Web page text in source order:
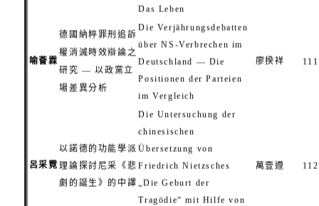
Das Leben
喻薈霖
德國納粹罪刑追訴
權消滅時效辯論之
研究 — 以政黨立
場差異分析
Die Verjährungsdebatten
über NS-Verbrechen im
Deutschland — Die
Positionen der Parteien
im Vergleich
廖揆祥 111
呂采霓
以諾德的功能學派
理論探討尼采《悲
劇的誕生》的中譯
Die Untersuchung der
chinesischen
Übersetzung von
Friedrich Nietzsches
„Die Geburt der
Tragödie“ mit Hilfe von
萬壹遵 112